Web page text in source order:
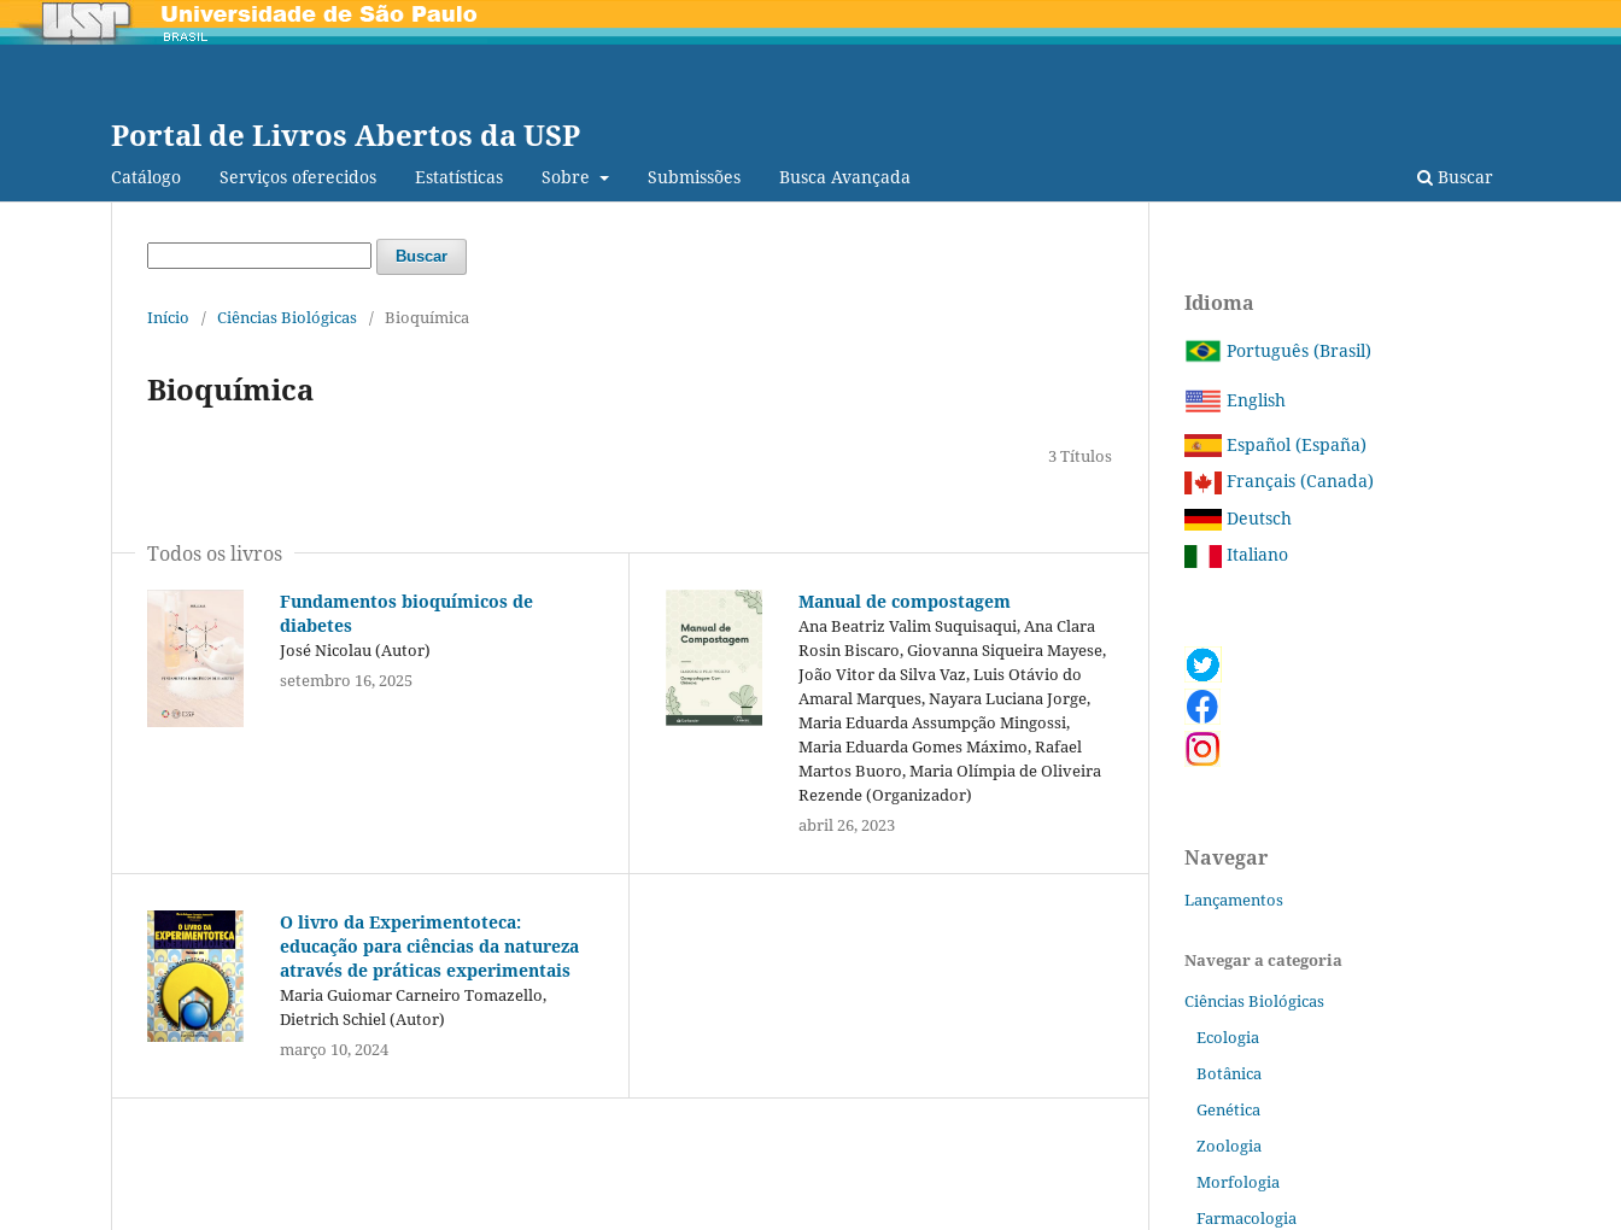
Portal de Livros Abertos da USP
Catálogo Serviços oferecidos Estatísticas Sobre Submissões Busca Avançada Buscar
Buscar
Início / Ciências Biológicas / Bioquímica
Bioquímica
3 Títulos
Todos os livros
Fundamentos bioquímicos de
diabetes
José Nicolau (Autor)
setembro 16, 2025
Manual de compostagem
Ana Beatriz Valim Suquisaqui, Ana Clara
Rosin Biscaro, Giovanna Siqueira Mayese,
João Vitor da Silva Vaz, Luis Otávio do
Amaral Marques, Nayara Luciana Jorge,
Maria Eduarda Assumpção Mingossi,
Maria Eduarda Gomes Máximo, Rafael
Martos Buoro, Maria Olímpia de Oliveira
Rezende (Organizador)
abril 26, 2023
O livro da Experimentoteca:
educação para ciências da natureza
através de práticas experimentais
Maria Guiomar Carneiro Tomazello,
Dietrich Schiel (Autor)
março 10, 2024
Idioma
Português (Brasil)
English
Español (España)
Français (Canada)
Deutsch
Italiano
Navegar
Lançamentos
Navegar a categoria
Ciências Biológicas
Ecologia
Botânica
Genética
Zoologia
Morfologia
Farmacologia